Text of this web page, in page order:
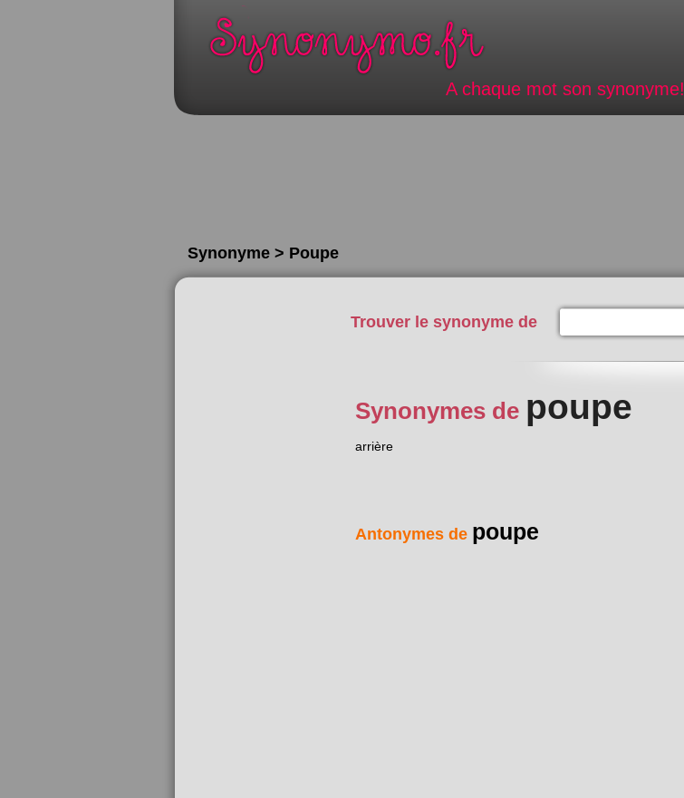
A chaque mot son synonyme!
Synonyme > Poupe
Trouver le synonyme de
Synonymes de poupe
arrière
Antonymes de poupe